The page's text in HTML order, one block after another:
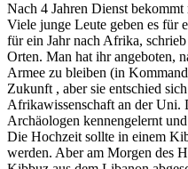
Nach 4 Jahren Dienst
Viele junge Leute geben es für
für ein Jahr nach Afrika,
Orten. Man hat ihr angeboten,
Armee zu bleiben (in
Zukunft , aber sie entschied
Afrikawissenschaft an der Uni.
Archäologen kennengelernt
Die Hochzeit sollte in einem
werden. Aber am Morgen des